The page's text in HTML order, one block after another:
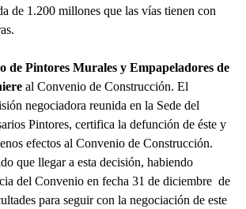
de 1.200 millones que las vías tienen con
de Pintores Murales y Empapeladores de
al Convenio de Construcción. El
negociadora reunida en la Sede del
Pintores, certifica la defunción de éste y
efectos al Convenio de Construcción.
que llegar a esta decisión, habiendo
del Convenio en fecha 31 de diciembre de
para seguir con la negociación de este